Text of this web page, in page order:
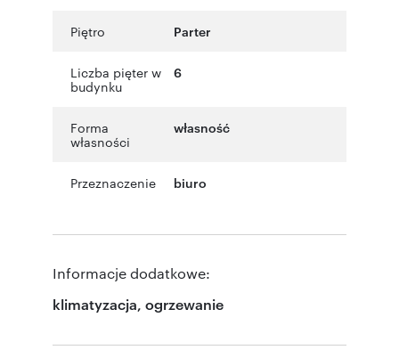
Piętro Parter
Liczba pięter w
budynku
6
Forma
własności
własność
Przeznaczenie biuro
Informacje dodatkowe:
klimatyzacja, ogrzewanie